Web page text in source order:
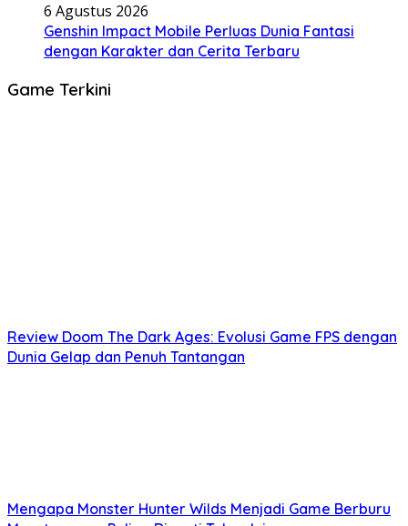
6 Agustus 2026
Genshin Impact Mobile Perluas Dunia Fantasi
dengan Karakter dan Cerita Terbaru
Game Terkini
Review Doom The Dark Ages: Evolusi Game FPS dengan
Dunia Gelap dan Penuh Tantangan
Mengapa Monster Hunter Wilds Menjadi Game Berburu